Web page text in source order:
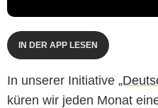
IN DER APP LESEN
In unserer Initiative
küren wir jeden Monat